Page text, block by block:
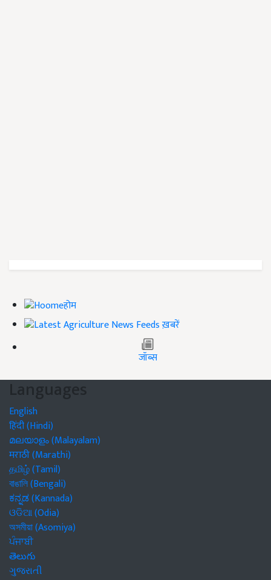
होम
ख़बरें
जॉब्स
Languages
English
हिंदी (Hindi)
മലയാളം (Malayalam)
मराठी (Marathi)
தமிழ் (Tamil)
বাঙালি (Bengali)
ಕನ್ನಡ (Kannada)
ଓଡିଆ (Odia)
অসমীয়া (Asomiya)
ਪੰਜਾਬੀ
తెలుగు
ગુજરાતી